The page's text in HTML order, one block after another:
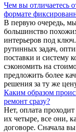
Чем вы отличаетесь
формате
В первую очередь,
большинство
интерьеров под
рутинных задач,
поставки и систему
сэкономить на
предложить более
решения за ту же
Каким образом
ремонт сразу?
Нет, оплата
их четыре, все они,
договоре. Сначала